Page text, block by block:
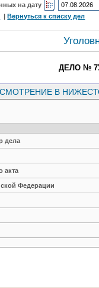
на дату
|Вернуться к списку дел
ДЕЛО №
В
дела
акта
Федерации